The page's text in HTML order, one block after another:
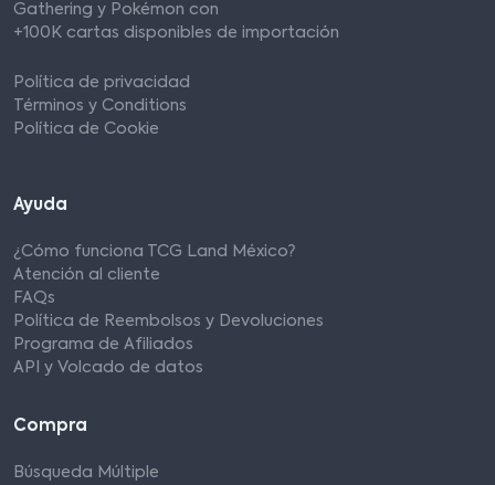
Gathering y Pokémon con
+100K cartas disponibles de importación
Política de privacidad
Términos y Conditions
Política de Cookie
Ayuda
¿Cómo funciona TCG Land México?
Atención al cliente
FAQs
Política de Reembolsos y Devoluciones
Programa de Afiliados
API y Volcado de datos
Compra
Búsqueda Múltiple